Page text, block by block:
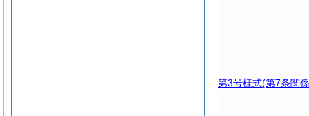
第3号様式(第7条関